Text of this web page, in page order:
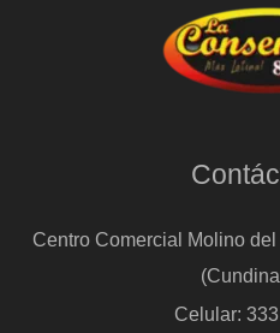
Centro Comercial Molino
Celular: